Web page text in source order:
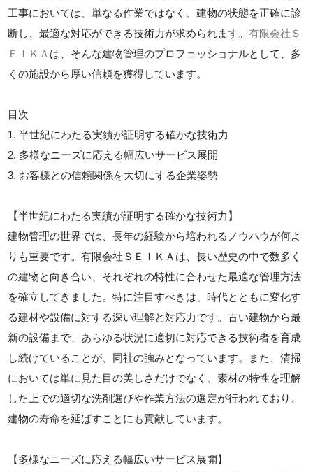
工事においては、単なる作業ではなく、建物の状態を正確に診
断し、最適な対応ができる技術力が求められます。有限会社Ｓ
ＥＩＫＡ は、そんな建物管理のプロフェッショナルとして、多
くの施設から厚い信頼を獲得しています。
目次
1. 半世紀にわたる実績が証明する確かな技術力
2. 多様なニーズに応える幅広いサービス展開
3. お客様との信頼関係を大切にする企業姿勢
【半世紀にわたる実績が証明する確かな技術力】
建物管理の世界では、長年の経験から培われるノウハウが何よ
りも重要です。有限会社ＳＥＩＫＡは、長い歴史の中で数多く
の建物と向き合い、それぞれの特性に合わせた最適な管理方法
を確立してきました。特に注目すべきは、時代とともに変化す
る建材や設備に対する深い理解と対応力です。古い建物から最
新の設備まで、あらゆる状況に適切に対応できる技術者を育成
し続けていることが、同社の強みとなっています。また、清掃
においては単に見た目の美しさだけでなく、素材の特性を理解
した上での適切な洗剤選びや作業方法の選定が行われており、
建物の寿命を延ばすことにも貢献しています。
【多様なニーズに応える幅広いサービス展開】